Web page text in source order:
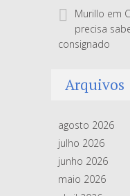
Murillo em
precisa
consignado
Arquivos
agosto 2026
julho 2026
junho 2026
maio 2026